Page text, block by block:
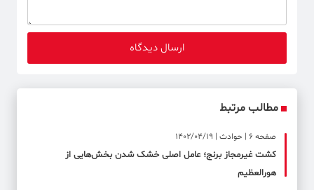
مطالب مرتبط
صفحه ۶ | حوادث | 1402/04/19
کشت غیرمجاز برنج؛ عامل اصلی خشک شدن بخش‌هایی از
هورالعظیم